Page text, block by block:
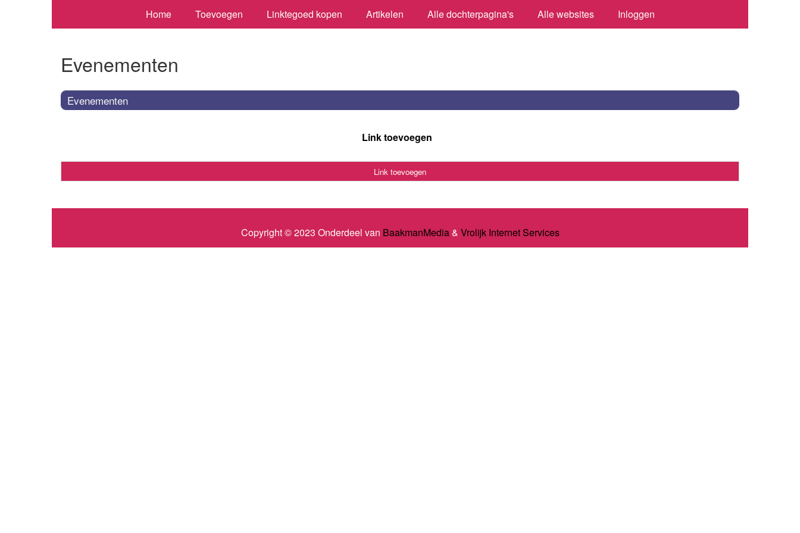
Home Toevoegen Linktegoed kopen Artikelen Alle dochterpagina's Alle websites Inloggen
Evenementen
Evenementen
Link toevoegen
Link toevoegen
Copyright © 2023 Onderdeel van BaakmanMedia& Vrolijk Internet Services